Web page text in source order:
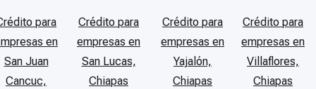
para
en
San Juan
Cancuc,
Crédito para
empresas en
San Lucas,
Chiapas
Crédito para
empresas en
Yajalón,
Chiapas
Crédito para
empresas en
Villaflores,
Chiapas